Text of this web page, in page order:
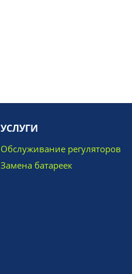
УСЛУГИ
Обслуживание регуляторов
Замена батареек